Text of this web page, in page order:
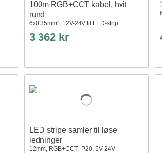
100m RGB+CCT kabel, hvit
rund
6x0,35mm², 12V-24V til LED-strip
3 362 kr
LED stripe samler til løse
ledninger
12mm, RGB+CCT, IP20, 5V-24V